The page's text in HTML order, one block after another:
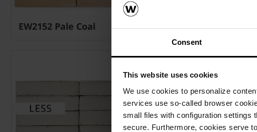
Consent
This website uses cookies
We use cookies to personalize
services use so-called browser
small files with configuration settings
secure. Furthermore, cookies serve
EW2152 Pale Coal EW2511 Atlantis